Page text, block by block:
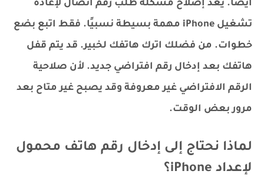
أيضًا. يعد إصلاح مشكلة طلب رقم اتصال لإعادة
تشغيل iPhone مهمة بسيطة نسبيًا. فقط اتبع بضع
خطوات. من فضلك اترك هاتفك لخبير. قد يتم قفل
هاتفك بعد إدخال رقم افتراضي جديد. لأن صلاحية
الرقم الافتراضي غير معروفة وقد يصبح غير متاح بعد
مرور بعض الوقت.
لماذا نحتاج إلى إدخال رقم هاتف محمول
لإعداد iPhone؟